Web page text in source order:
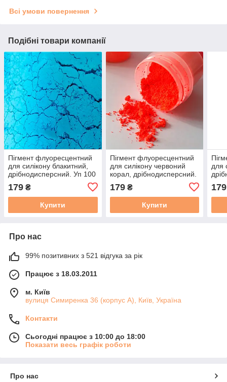
Всі умови повернення
Подібні товари компанії
Пігмент флуоресцентний
для силікону блакитний,
дрібнодисперсний. Уп 100
179 ₴
Купити
Пігмент флуоресцентний
для силікону червоний
корал, дрібнодисперсний.
179₴
Купити
для
179
Про нас
99% позитивних з 521 відгука за рік
Працює з 18.03.2011
м. Київ
вулиця Симиренка 36 (корпус А), Київ, Україна
Контакти
Сьогодні працює з 10:00 до 18:00
Показати весь графік роботи
Про нас